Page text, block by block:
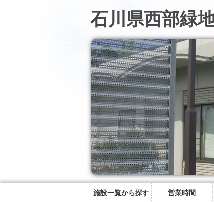
石川県西部緑
施設一覧から探す 営業時間